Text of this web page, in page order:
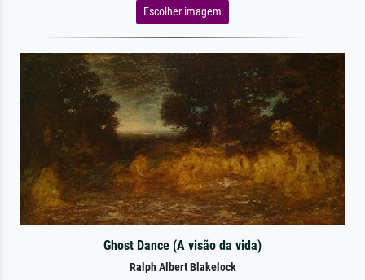
Escolher imagem
Ghost Dance (A visão da vida)
Ralph Albert Blakelock